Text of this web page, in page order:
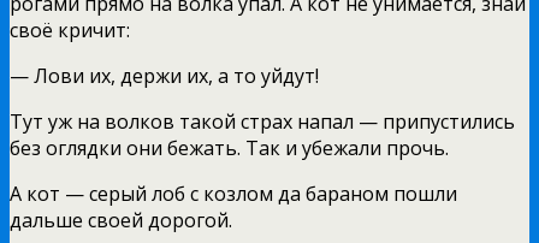
своё кричит:
— Лови их, держи их, а то уйдут!
Тут уж на волков такой страх напал — припустились
без оглядки они бежать. Так и убежали прочь.
А кот — серый лоб с козлом да бараном пошли
дальше своей дорогой.